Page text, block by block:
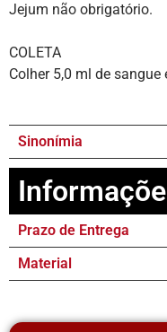
Jejum não obrigatório.
COLETA
Colher 5,0 ml de
Sinonímia
Prazo de Entrega
Material